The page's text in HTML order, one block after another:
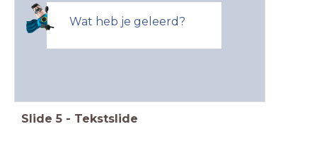
Wat heb je geleerd?
Slide 5 - Tekstslide